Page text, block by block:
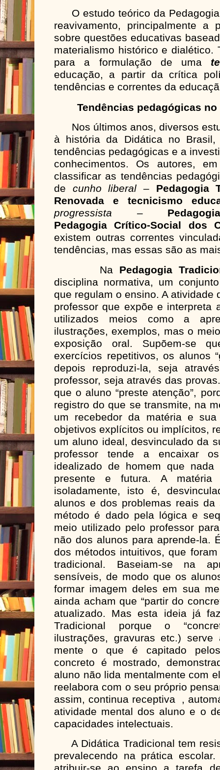
O estudo teórico da
reavivamento, principalmente a
sobre questões educativas
materialismo histórico e dialético.
para a formulação de uma
educação, a partir da crítica
tendências e correntes da
Tendências pedagógicas
Nos últimos anos, diversos
à história da Didática no
tendências pedagógicas e a
conhecimentos. Os autores,
classificar as tendências
de cunho liberal – Pedagogia
Renovada
e tecnicismo
progressista –
Pedagogia
Crítico-Social dos
existem outras correntes
tendências, mas essas são as
Na Pedagogia
disciplina normativa, um
que regulam o ensino. A atividade
professor que expõe e interpreta
utilizados meios como a
ilustrações, exemplos, mas o
exposição oral. Supõem-se
exercícios repetitivos, os alunos
depois reproduzi-la, seja
professor, seja através das
que o aluno “preste atenção”,
registro do que se transmite, na
um recebedor da matéria e
objetivos explícitos ou implícitos,
um aluno ideal, desvinculado da
professor tende a encaixar
idealizado de homem que
presente e futura. A
isoladamente, isto é,
alunos e dos problemas reais
método é dado pela lógica e
meio utilizado pelo professor
não dos alunos para aprende-la.
dos métodos intuitivos, que
tradicional. Baseiam-se na
sensíveis, de modo que os
formar imagem deles em sua
ainda acham que “partir do
atualizado. Mas esta ideia já
Tradicional porque o
ilustrações, gravuras etc.)
mente o que é capitado
concreto é mostrado,
aluno não lida mentalmente com
reelabora com o seu próprio
assim, continua receptiva ,
atividade mental dos aluno e o
capacidades intelectuais.
A Didática Tradicional tem
prevalecendo na prática